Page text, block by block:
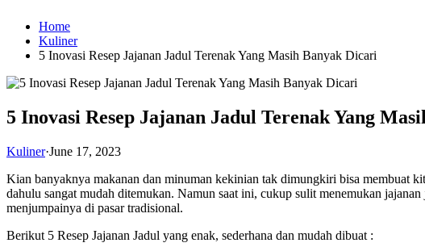
Home
Kuliner
5 Inovasi Resep Jajanan Jadul Terenak Yang Masih Banyak Dicari
5 Inovasi Resep Jajanan Jadul Terenak Yang
Kuliner·June 17, 2023
Kian banyaknya makanan dan minuman kekinian tak dimungkiri bisa membuat
dahulu sangat mudah ditemukan. Namun saat ini, cukup sulit menemukan
menjumpainya di pasar tradisional.
Berikut 5 Resep Jajanan Jadul yang enak, sederhana dan mudah dibuat :